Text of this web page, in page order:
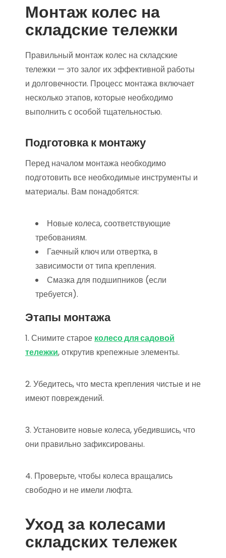
Монтаж колес на
складские тележки
Правильный монтаж колес на складские
тележки — это залог их эффективной работы
и долговечности. Процесс монтажа включает
несколько этапов, которые необходимо
выполнить с особой тщательностью.
Подготовка к монтажу
Перед началом монтажа необходимо
подготовить все необходимые инструменты и
материалы. Вам понадобятся:
Новые колеса, соответствующие
требованиям.
Гаечный ключ или отвертка, в
зависимости от типа крепления.
Смазка для подшипников (если
требуется).
Этапы монтажа
1. Снимите старое колесо для садовой
тележки, открутив крепежные элементы.
2. Убедитесь, что места крепления чистые и не
имеют повреждений.
3. Установите новые колеса, убедившись, что
они правильно зафиксированы.
4. Проверьте, чтобы колеса вращались
свободно и не имели люфта.
Уход за колесами
складских тележек